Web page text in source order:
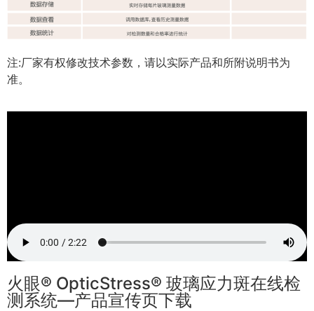
注:厂家有权修改技术参数，请以实际产品和所附说明书为
准。
火眼® OpticStress® 玻璃应力斑在线检
测系统—产品宣传页下载